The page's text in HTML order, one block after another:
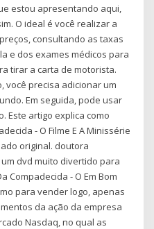
estou apresentando aqui,
O ideal é você realizar a
consultando as taxas
e dos exames médicos para
tirar a carta de motorista.
você precisa adicionar um
Em seguida, pode usar
Este artigo explica como
- O Filme E A Minissérie
original. doutora
dvd muito divertido para
Compadecida - O Em Bom
para vender logo, apenas
da ação da empresa
Nasdaq, no qual as